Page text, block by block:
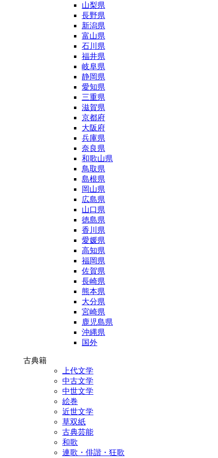
山梨県
長野県
新潟県
富山県
石川県
福井県
岐阜県
静岡県
愛知県
三重県
滋賀県
京都府
大阪府
兵庫県
奈良県
和歌山県
鳥取県
島根県
岡山県
広島県
山口県
徳島県
香川県
愛媛県
高知県
福岡県
佐賀県
長崎県
熊本県
大分県
宮崎県
鹿児島県
沖縄県
国外
古典籍
上代文学
中古文学
中世文学
絵巻
近世文学
草双紙
古典芸能
和歌
連歌・俳諧・狂歌